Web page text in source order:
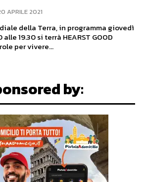
APRILE 2021
della Terra, in programma giovedì
19.30 si terrà HEARST GOOD
per vivere...
by: